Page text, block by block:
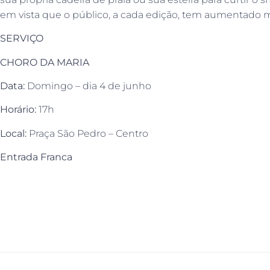
em vista que o público, a cada edição, tem aumentado
SERVIÇO
CHORO DA MARIA
Data: Domingo – dia 4 de junho
Horário: 17h
Local: Praça São Pedro – Centro
Entrada Franca